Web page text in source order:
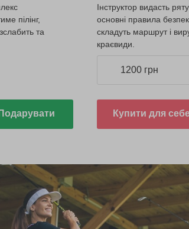
пілінг,
та
Подарувати
Інструктор видасть
основні правила
складуть маршрут і
краєвиди.
1200 грн
Купити для